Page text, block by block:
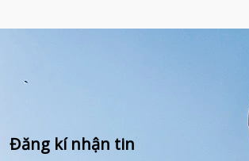
Đăng kí nhận tin